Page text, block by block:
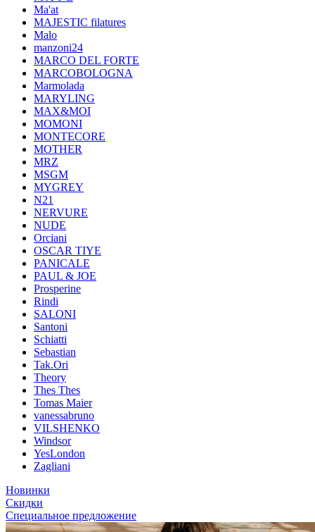
Ma'at
MAJESTIC filatures
Malo
manzoni24
MARCO DEL FORTE
MARCOBOLOGNA
Marmolada
MARYLING
MAX&MOI
MOMONI
MONTECORE
MOTHER
MRZ
MSGM
MYGREY
N21
NERVURE
NUDE
Orciani
OSCAR TIYE
PANICALE
PAUL & JOE
Prosperine
Rindi
SALONI
Santoni
Schiatti
Sebastian
Tak.Ori
Theory
Thes Thes
Tomas Maier
vanessabruno
VILSHENKO
Windsor
YesLondon
Zagliani
Новинки
Скидки
Специальное предложение